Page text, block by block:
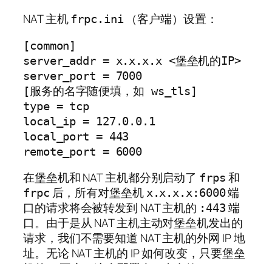
NAT 主机frpc.ini（客户端）设置：
[common]
server_addr = x.x.x.x <堡垒机的IP>
server_port = 7000
[服务的名字随便填，如 ws_tls]
type = tcp
local_ip = 127.0.0.1
local_port = 443
remote_port = 6000
在堡垒机和 NAT 主机都分别启动了 frps 和
frpc 后，所有对堡垒机 x.x.x.x:6000端
口的请求将会被转发到 NAT 主机的 :443 端
口。由于是从 NAT 主机主动对堡垒机发出的
请求，我们不需要知道 NAT 主机的外网 IP 地
址。无论 NAT 主机的 IP 如何改变，只要堡垒